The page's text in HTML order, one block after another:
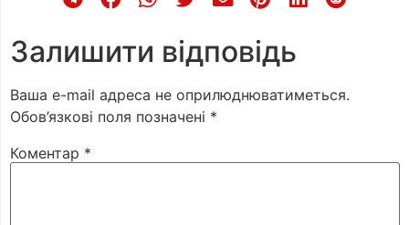
Залишити відповідь
Ваша e-mail адреса не оприлюднюватиметься.
Обов’язкові поля позначені *
Коментар *